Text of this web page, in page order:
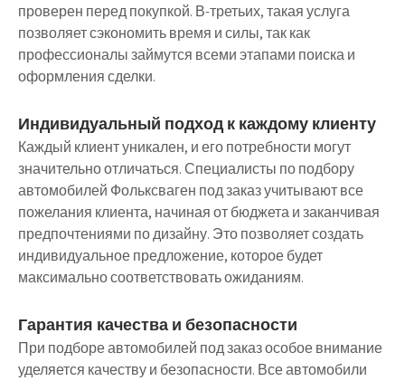
проверен перед покупкой. В-третьих, такая услуга
позволяет сэкономить время и силы, так как
профессионалы займутся всеми этапами поиска и
оформления сделки.
Индивидуальный подход к каждому клиенту
Каждый клиент уникален, и его потребности могут
значительно отличаться. Специалисты по подбору
автомобилей Фольксваген под заказ учитывают все
пожелания клиента, начиная от бюджета и заканчивая
предпочтениями по дизайну. Это позволяет создать
индивидуальное предложение, которое будет
максимально соответствовать ожиданиям.
Гарантия качества и безопасности
При подборе автомобилей под заказ особое внимание
уделяется качеству и безопасности. Все автомобили